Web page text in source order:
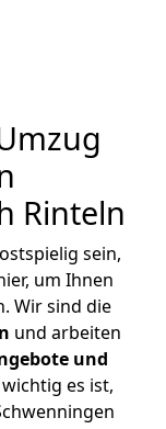
Rinteln
sein,
um Ihnen
Wir sind die
und arbeiten
und
es ist,